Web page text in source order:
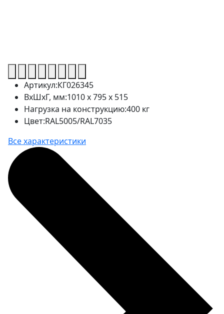
Артикул:КГ026345
ВхШхГ, мм:1010 x 795 x 515
Нагрузка на конструкцию:400 кг
Цвет:RAL5005/RAL7035
Все характеристики